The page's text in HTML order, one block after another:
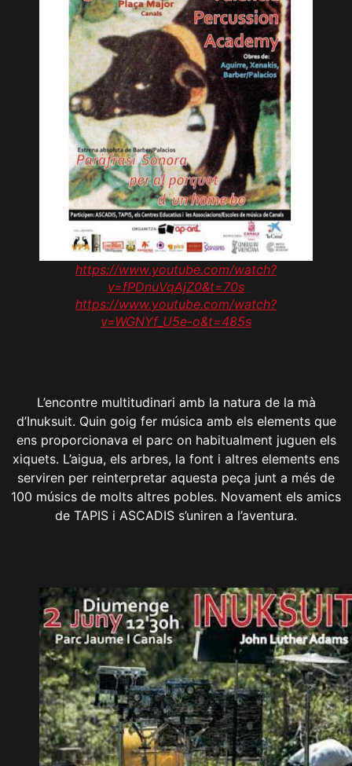
https://www.youtube.com/watch?
v=fPDnuVqAjZ0&t=70s
https://www.youtube.com/watch?
v=WGNYf_U5e-o&t=485s
L’encontre multitudinari amb la natura de la mà
d’Inuksuit. Quin goig fer música amb els elements que
ens proporcionava el parc on habitualment juguen els
xiquets. L’aigua, els arbres, la font i altres elements ens
serviren per reinterpretar aquesta peça junt a més de
100 músics de molts altres pobles. Novament els amics
de TAPIS i ASCADIS s’uniren a l’aventura.